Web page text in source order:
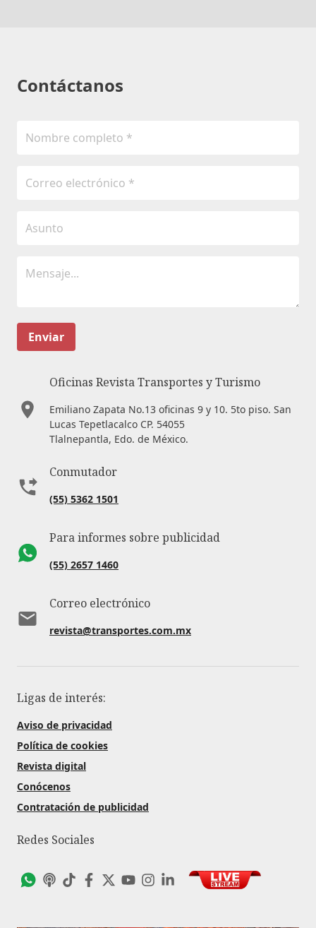
Contáctanos
Enviar
Oficinas Revista Transportes y Turismo
Emiliano Zapata No.13 oficinas 9 y 10. 5to piso. San
Lucas Tepetlacalco CP. 54055
Tlalnepantla, Edo. de México.
Conmutador
(55) 5362 1501
Para informes sobre publicidad
(55) 2657 1460
Correo electrónico
revista@transportes.com.mx
Ligas de interés:
Aviso de privacidad
Política de cookies
Revista digital
Conócenos
Contratación de publicidad
Redes Sociales